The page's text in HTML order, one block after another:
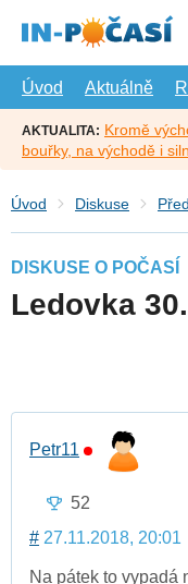
hlavní
Úvod
Aktuálně
AKTUALITA: Kromě
bouřky, na východě i
Úvod Diskuse
DISKUSE O POČASÍ
Ledovka
Petr11
52
# 27.11.2018, 20:01
Na pátek to vypadá